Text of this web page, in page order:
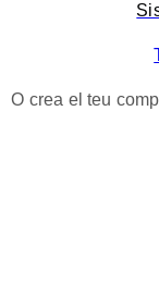
O crea el teu